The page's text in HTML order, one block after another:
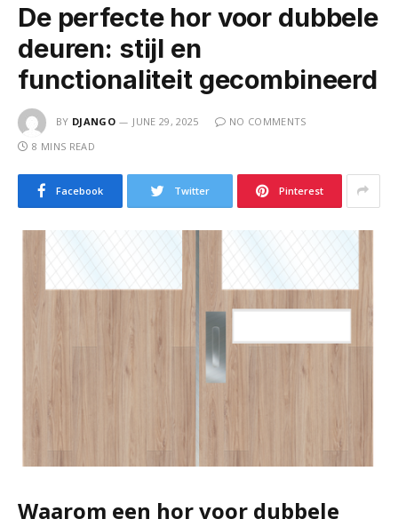
De perfecte hor voor dubbele
deuren: stijl en
functionaliteit gecombineerd
BY DJANGO JUNE 29, 2025
NO COMMENTS
8 MINS READ
Facebook Twitter Pinterest
Waarom een hor voor dubbele